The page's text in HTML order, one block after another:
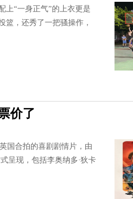
上“一身正气”的上衣更是
篮，还秀了一把骚操作，
价了
国合拍的喜剧剧情片，由
呈现，包括李奥纳多·狄卡